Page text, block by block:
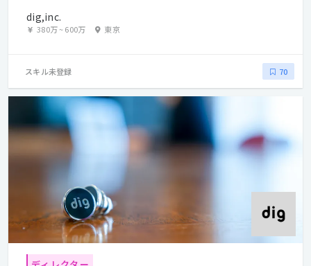
dig,inc.
380万~600万 東京
スキル未登録 70